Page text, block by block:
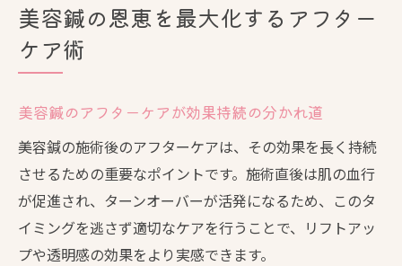
美容鍼の恩恵を最大化するアフター
ケア術
美容鍼のアフターケアが効果持続の分かれ道
美容鍼の施術後のアフターケアは、その効果を長く持続
させるための重要なポイントです。施術直後は肌の血行
が促進され、ターンオーバーが活発になるため、このタ
イミングを逃さず適切なケアを行うことで、リフトアッ
プや透明感の効果をより実感できます。